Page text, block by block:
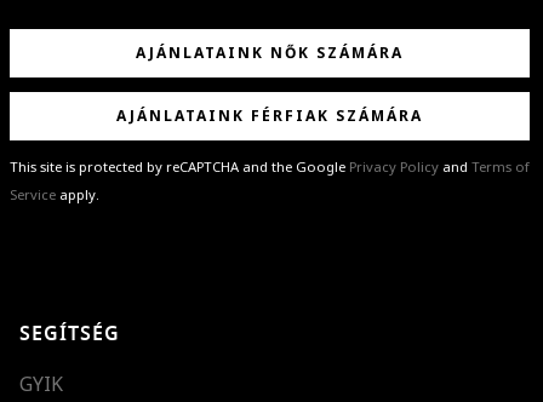
AJÁNLATAINK NŐK SZÁMÁRA
AJÁNLATAINK FÉRFIAK SZÁMÁRA
This site is protected by reCAPTCHA and the Google Privacy Policy and Terms of
Service apply.
különleges ajánlatainkat és stílustippjeinket!
SEGÍTSÉG
GYIK